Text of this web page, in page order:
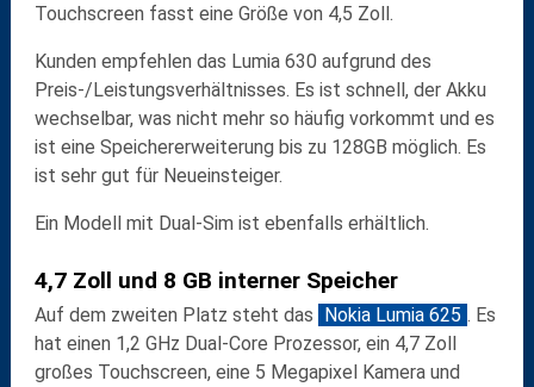
Touchscreen fasst eine Größe von 4,5 Zoll.
Kunden empfehlen das Lumia 630 aufgrund des
Preis-/Leistungsverhältnisses. Es ist schnell, der Akku
wechselbar, was nicht mehr so häufig vorkommt und es
ist eine Speichererweiterung bis zu 128GB möglich. Es
ist sehr gut für Neueinsteiger.
Ein Modell mit Dual-Sim ist ebenfalls erhältlich.
4,7 Zoll und 8 GB interner Speicher
Auf dem zweiten Platz steht das Nokia Lumia 625 . Es
hat einen 1,2 GHz Dual-Core Prozessor, ein 4,7 Zoll
großes Touchscreen, eine 5 Megapixel Kamera und